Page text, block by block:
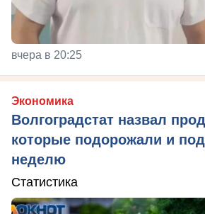
вчера в 20:25
Экономика
Волгоградстат назвал
которые подорожали и
неделю
Статистика